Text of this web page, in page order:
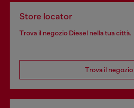
Store locator
Trova il negozio Diesel nella tua città.
Trova il negozio